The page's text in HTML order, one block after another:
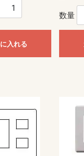
入れる
数量